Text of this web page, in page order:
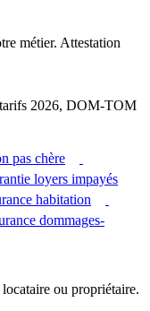
métier. Attestation
tarifs 2026, DOM-TOM
pas chère
loyers impayés
habitation
dommages-
ou propriétaire.